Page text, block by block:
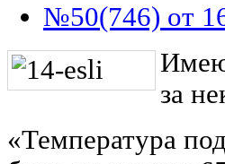
№50(746) от
за
«Температура